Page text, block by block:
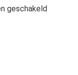
geschakeld